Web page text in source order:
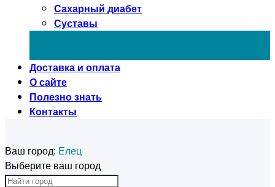
Сахарный диабет
Суставы
Доставка и оплата
О сайте
Полезно знать
Контакты
Ваш город: Елец
Выберите ваш город